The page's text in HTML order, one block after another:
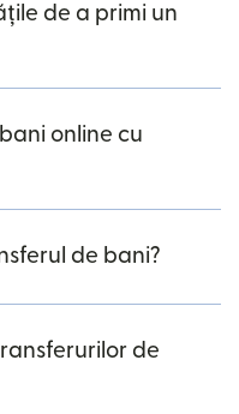
de a primi un
online cu
de bani?
de